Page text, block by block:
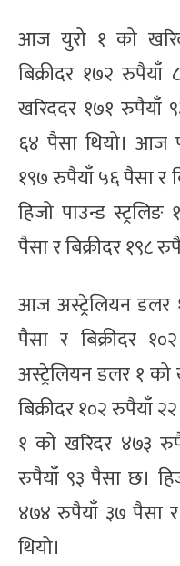
आज युरो १ को
बिक्रीदर १७२
खरिददर १७१ रुपैयाँ
६४ पैसा थियो। आज
१९७ रुपैयाँ ५६ पैसा र
हिजो पाउन्ड
पैसा र बिक्रीदर १९८
आज अस्ट्रेलियन डलर
पैसा र बिक्रीदर
अस्ट्रेलियन डलर १
बिक्रीदर १०२ रुपैयाँ
१ को खरिदर ४७३
रुपैयाँ ९३ पैसा छ।
४७४ रुपैयाँ ३७ पैसा
थियो।